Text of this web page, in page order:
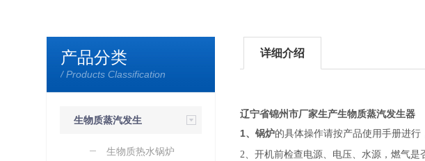
产品分类
/ Products Classification
生物质蒸汽发生
生物质热水锅炉
详细介绍
辽宁省锦州市厂家生产生物质蒸汽发生器
1、锅炉的具体操作请按产品使用手册进行
2、开机前检查电源、电压、水源，燃气